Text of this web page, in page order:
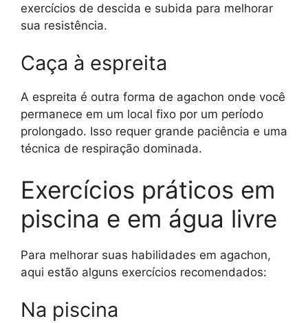
exercícios de descida e subida para melhorar
sua resistência.
Caça à espreita
A espreita é outra forma de agachon onde você
permanece em um local fixo por um período
prolongado. Isso requer grande paciência e uma
técnica de respiração dominada.
Exercícios práticos em
piscina e em água livre
Para melhorar suas habilidades em agachon,
aqui estão alguns exercícios recomendados:
Na piscina